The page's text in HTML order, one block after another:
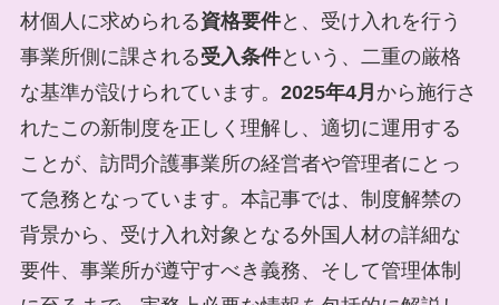
材個人に求められる資格要件と、受け入れを行う
事業所側に課される受入条件という、二重の厳格
な基準が設けられています。 2025年4月 から施行さ
れたこの新制度を正しく理解し、適切に運用する
ことが、訪問介護事業所の経営者や管理者にとっ
て急務となっています。本記事では、制度解禁の
背景から、受け入れ対象となる外国人材の詳細な
要件、事業所が遵守すべき義務、そして管理体制